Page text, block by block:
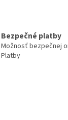
Bezpečné platby
Možnosť bezpečnej
Platby